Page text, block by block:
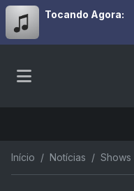
Tocando Agora:
Início Notícias Shows